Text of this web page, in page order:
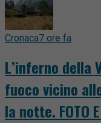
Cronaca7 ore fa
L’inferno della
fuoco vicino
la notte. FOTO E